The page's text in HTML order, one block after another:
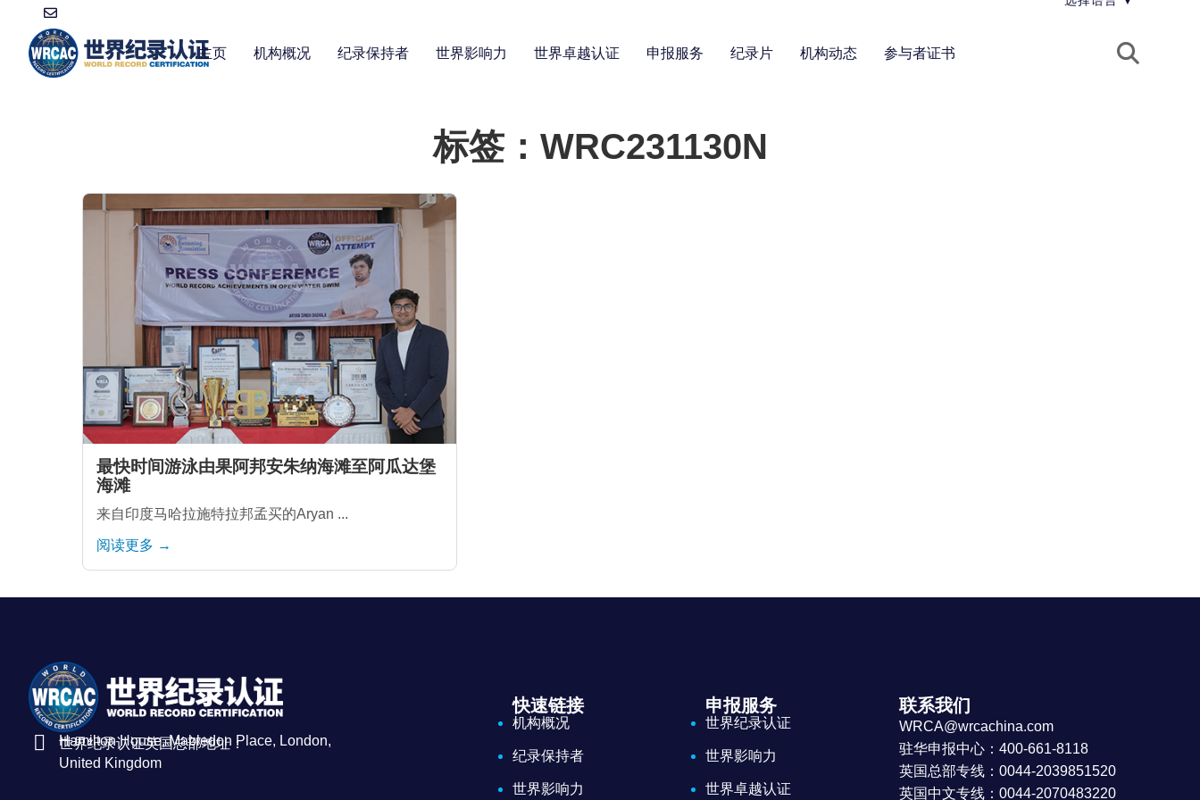
主页 机构概况 纪录保持者 世界影响力 世界卓越认证 申报服务 纪录片 机构动态 参与者证书
标签：WRC231130N
最快时间游泳由果阿邦安朱纳海滩至阿瓜达堡
海滩
来自印度马哈拉施特拉邦孟买的Aryan ...
阅读更多 →
世界纪录认证英国总部地址：
Hamilton House, Mabledon Place, London,
United Kingdom
快速链接
机构概况
纪录保持者
世界影响力
申报服务
世界纪录认证
世界影响力
世界卓越认证
联系我们
WRCA@wrcachina.com
驻华申报中心：400-661-8118
英国总部专线：0044-2039851520
英国中文专线：0044-2070483220